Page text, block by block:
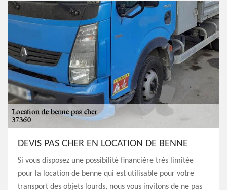
DEVIS PAS CHER EN LOCATION DE BENNE
Si vous disposez une possibilité financière très limitée
pour la location de benne qui est utilisable pour votre
transport des objets lourds, nous vous invitons de ne pas